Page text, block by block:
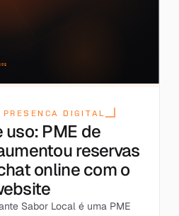
DIGITAL
uso: PME de
reservas
online com o
Sabor Local é uma PME